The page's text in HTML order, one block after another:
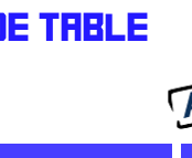
TABLE